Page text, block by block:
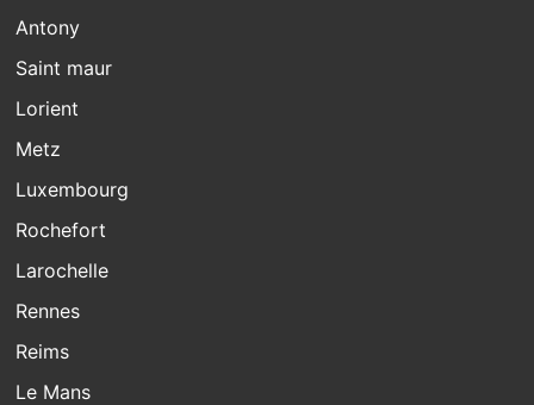
Antony
Saint maur
Lorient
Metz
Luxembourg
Rochefort
Larochelle
Rennes
Reims
Le Mans